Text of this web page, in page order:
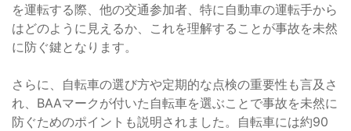
を運転する際、他の交通参加者、特に自動車の運転手から
はどのように見えるか、これを理解することが事故を未然
に防ぐ鍵となります。
さらに、自転車の選び方や定期的な点検の重要性も言及さ
れ、BAAマークが付いた自転車を選ぶことで事故を未然に
防ぐためのポイントも説明されました。自転車には約90